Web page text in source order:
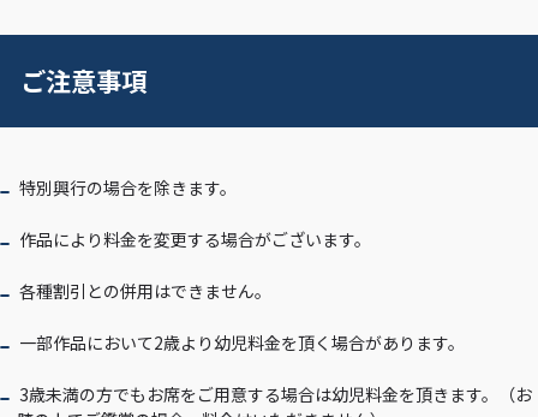
ご注意事項
特別興行の場合を除きます。
作品により料金を変更する場合がございます。
各種割引との併用はできません。
一部作品において2歳より幼児料金を頂く場合があります。
3歳未満の方でもお席をご用意する場合は幼児料金を頂きます。（お